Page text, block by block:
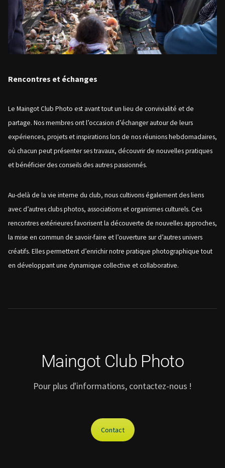
Rencontres et échanges
Le Maingot Club Photo est avant tout un lieu de convivialité et de
partage. Nos membres ont l’occasion d’échanger autour de leurs
expériences, projets et inspirations lors de nos réunions hebdomadaires,
où chacun peut présenter ses travaux, découvrir de nouvelles pratiques
et bénéficier des conseils des autres passionnés.
Au-delà de la vie interne du club, nous cultivons également des liens
avec d’autres clubs photos, associations et organismes culturels. Ces
rencontres extérieures favorisent la découverte de nouvelles approches,
la mise en commun de savoir-faire et l’ouverture sur d’autres univers
créatifs. Elles permettent d’enrichir notre pratique photographique tout
en développant une dynamique collective et collaborative.
Maingot Club Photo
Pour plus d'informations, contactez-nous !
Contact